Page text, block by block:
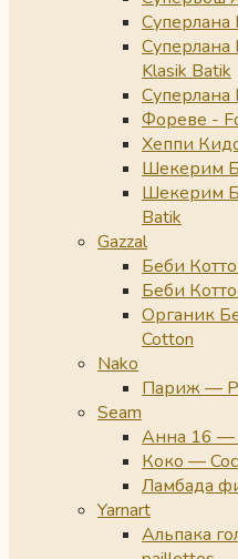
Суперлана
Суперлана
Klasik Batik
Суперлана
Фореве -
Хеппи
Шекерим
Шекерим
Batik
Gazzal
Беби
Беби
Органик
Cotton
Nako
Париж —
Seam
Анна 16 —
Коко —
Ламбада
Yarnart
Альпака